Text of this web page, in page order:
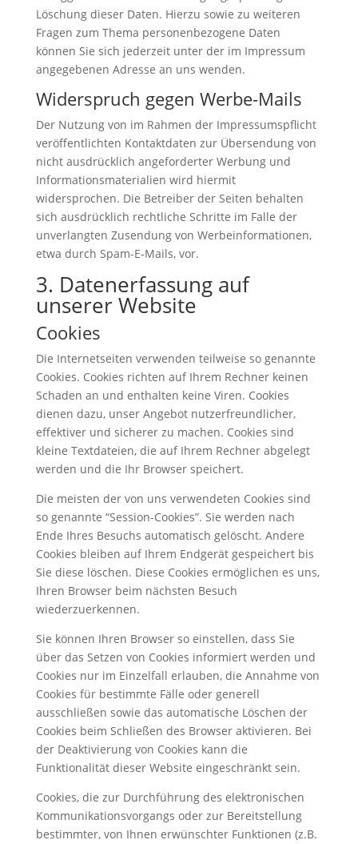
Löschung dieser Daten. Hierzu sowie zu weiteren
Fragen zum Thema personenbezogene Daten
können Sie sich jederzeit unter der im Impressum
angegebenen Adresse an uns wenden.
Widerspruch gegen Werbe-Mails
Der Nutzung von im Rahmen der Impressumspflicht
veröffentlichten Kontaktdaten zur Übersendung von
nicht ausdrücklich angeforderter Werbung und
Informationsmaterialien wird hiermit
widersprochen. Die Betreiber der Seiten behalten
sich ausdrücklich rechtliche Schritte im Falle der
unverlangten Zusendung von Werbeinformationen,
etwa durch Spam-E-Mails, vor.
3. Datenerfassung auf
unserer Website
Cookies
Die Internetseiten verwenden teilweise so genannte
Cookies. Cookies richten auf Ihrem Rechner keinen
Schaden an und enthalten keine Viren. Cookies
dienen dazu, unser Angebot nutzerfreundlicher,
effektiver und sicherer zu machen. Cookies sind
kleine Textdateien, die auf Ihrem Rechner abgelegt
werden und die Ihr Browser speichert.
Die meisten der von uns verwendeten Cookies sind
so genannte “Session-Cookies”. Sie werden nach
Ende Ihres Besuchs automatisch gelöscht. Andere
Cookies bleiben auf Ihrem Endgerät gespeichert bis
Sie diese löschen. Diese Cookies ermöglichen es uns,
Ihren Browser beim nächsten Besuch
wiederzuerkennen.
Sie können Ihren Browser so einstellen, dass Sie
über das Setzen von Cookies informiert werden und
Cookies nur im Einzelfall erlauben, die Annahme von
Cookies für bestimmte Fälle oder generell
ausschließen sowie das automatische Löschen der
Cookies beim Schließen des Browser aktivieren. Bei
der Deaktivierung von Cookies kann die
Funktionalität dieser Website eingeschränkt sein.
Cookies, die zur Durchführung des elektronischen
Kommunikationsvorgangs oder zur Bereitstellung
bestimmter, von Ihnen erwünschter Funktionen (z.B.